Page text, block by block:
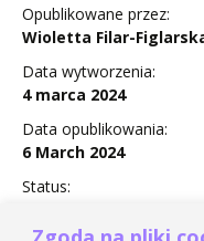
Opublikowane przez:
Wioletta Filar-
Data wytworzenia:
4 marca 2024
Data opublikowania:
6 March 2024
Status: